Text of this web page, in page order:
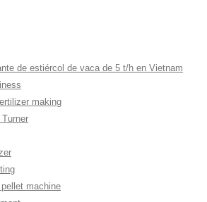
de estiércol de vaca de 5 t/h en Vietnam
making
machine